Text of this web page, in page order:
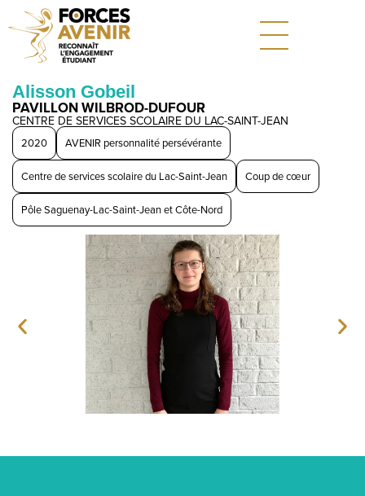
Alisson Gobeil
PAVILLON WILBROD-DUFOUR
CENTRE DE SERVICES SCOLAIRE DU LAC-SAINT-JEAN
2020 AVENIR personnalité persévérante
Centre de services scolaire du Lac-Saint-Jean Coup de cœur
Pôle Saguenay-Lac-Saint-Jean et Côte-Nord